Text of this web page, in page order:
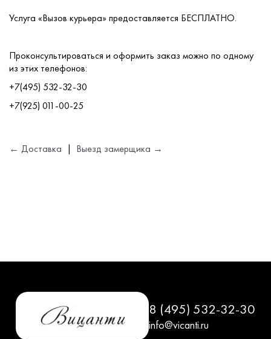
Услуги
Оплата
Портфолио
Услуга «Вызов курьера» предоставляется БЕСПЛАТНО.
Проконсультироваться и оформить заказ можно по одному
из этих телефонов:
+7(495) 532-32-30
+7(925) 011-00-25
← Доставка | Выезд замерщика →
8 (495) 532-32-30
info@vicanti.ru